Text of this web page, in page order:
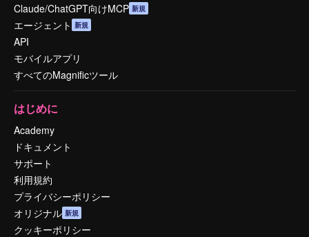
Claude/ChatGPT向けMCP 新規
エージェント 新規
API
モバイルアプリ
すべてのMagnificツール
はじめに
Academy
ドキュメント
サポート
利用規約
プライバシーポリシー
オリジナル 新規
クッキーポリシー